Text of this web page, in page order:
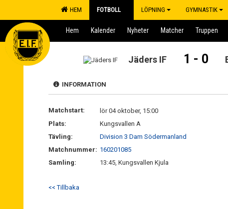
HEM FOTBOLL LÖPNING GYMNASTIK
Hem Kalender Nyheter Matcher Truppen
Jäders IF 1 - 0
INFORMATION
Matchstart:
lör 04 oktober, 15:00
Plats:
Kungsvallen A
Tävling:
Division 3 Dam Södermanland
Matchnummer: 160201085
Samling:
13:45, Kungsvallen Kjula
<< Tillbaka